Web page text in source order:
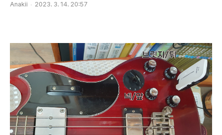
Anakii 2023. 3. 14. 20:57